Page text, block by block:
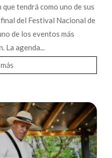
tendrá como uno de sus
del Festival Nacional de
de los eventos más
La agenda...